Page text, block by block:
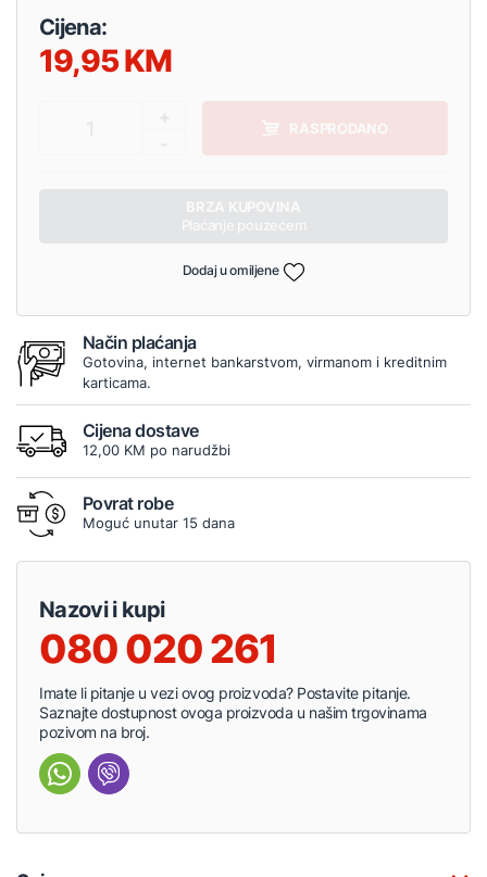
Cijena:
19,95
RASPRODANO
Dodaj u omiljene
Način plaćanja
Gotovina, internet bankarstvom, virmanom i kreditnim
karticama.
Cijena dostave
12,00 KM po narudžbi
Povrat robe
Moguć unutar 15 dana
Nazovi i kupi
080 020 261
Imate li pitanje u vezi ovog proizvoda? Postavite pitanje.
Saznajte dostupnost ovoga proizvoda u našim trgovinama
pozivom na broj.